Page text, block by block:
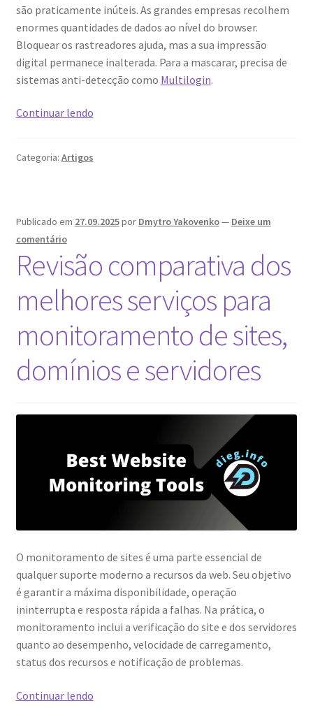
são praticamente inúteis. As grandes empresas recolhem
enormes quantidades de dados ao nível do browser.
Bloquear os rastreadores ajuda, mas a sua impressão
digital permanece inalterada. Para a mascarar, precisa de
sistemas anti-detecção como Multilogin.
Continuar lendoNavegador
escolher
que
fiável?
Categoria: Artigos
Publicado em 27.09.2025por Dmytro Yakovenko— Deixe um
comentário
Revisão comparativa dos
melhores serviços para
monitoramento de sites,
domínios e servidores
O monitoramento de sites é uma parte essencial de
qualquer suporte moderno a recursos da web. Seu objetivo
é garantir a máxima disponibilidade, operação
ininterrupta e resposta rápida a falhas. Na prática, o
monitoramento inclui a verificação do site e dos servidores
quanto ao desempenho, velocidade de carregamento,
status dos recursos e notificação de problemas.
Continuar lendoRevisão